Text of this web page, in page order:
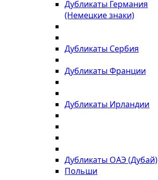
Дубликаты Германия
(Немецкие знаки)
Дубликаты Сербия
Дубликаты Франции
Дубликаты Ирландии
Дубликаты ОАЭ (Дубай)
Польши